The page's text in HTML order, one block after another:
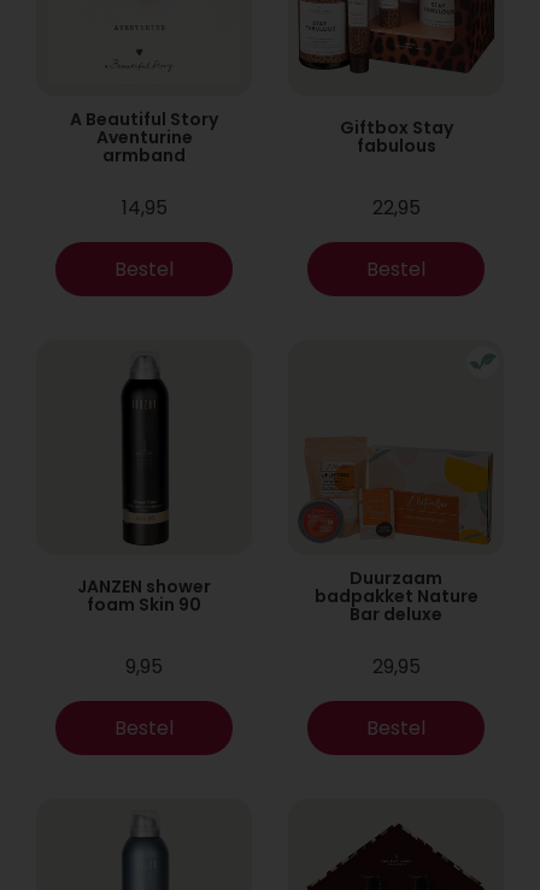
A Beautiful Story
Aventurine
armband
14,95
Bestel
Giftbox Stay
fabulous
22,95
Bestel
JANZEN shower
foam Skin 90
9,95
Bestel
Duurzaam
badpakket Nature
Bar deluxe
29,95
Bestel